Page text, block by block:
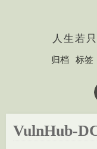
人生若
归档 标签
VulnHub-